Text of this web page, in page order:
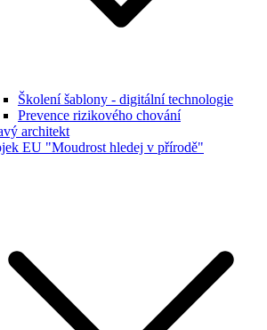
Školení šablony - digitální technologie
Prevence rizikového chování
architekt
EU "Moudrost hledej v přírodě"